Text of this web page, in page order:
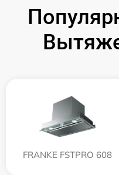
FRANKE FSTPRO 608